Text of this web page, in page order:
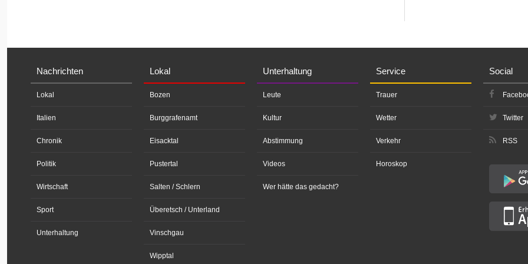
Nachrichten
Lokal
Italien
Chronik
Politik
Wirtschaft
Sport
Unterhaltung
Lokal
Bozen
Burggrafenamt
Eisacktal
Pustertal
Salten / Schlern
Überetsch / Unterland
Vinschgau
Wipptal
Unterhaltung
Leute
Kultur
Abstimmung
Videos
Wer hätte das gedacht?
Service
Trauer
Wetter
Verkehr
Horoskop
Social
Twitter
RSS